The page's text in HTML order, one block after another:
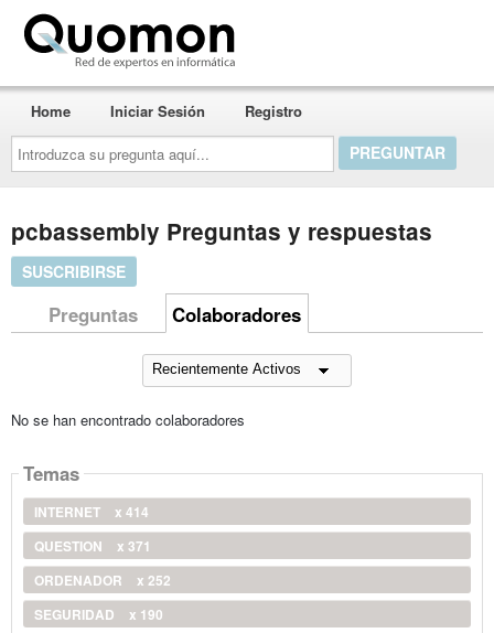
Introduzca
su
pregunta
aquí...
Home Iniciar Sesión Registro
pcbassembly Preguntas y respuestas
SUSCRIBIRSE
Preguntas Colaboradores
No se han encontrado colaboradores
Temas
INTERNET
x 414
QUESTION
x 371
ORDENADOR
x 252
SEGURIDAD
x 190